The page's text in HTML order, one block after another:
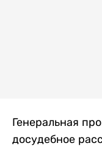
Генеральная
досудебное